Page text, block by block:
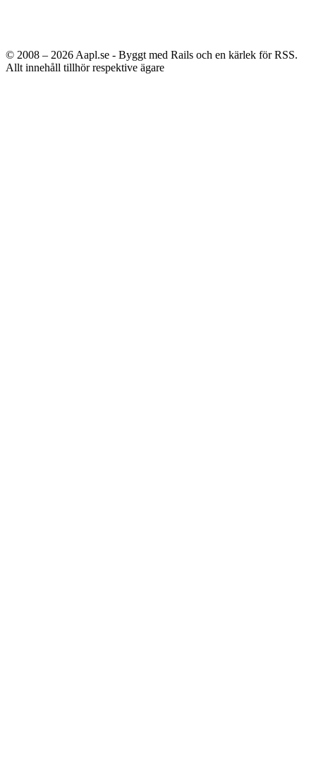
© 2008 – 2026 Aapl.se - Byggt med Rails och en kärlek för RSS.
Allt innehåll tillhör respektive ägare